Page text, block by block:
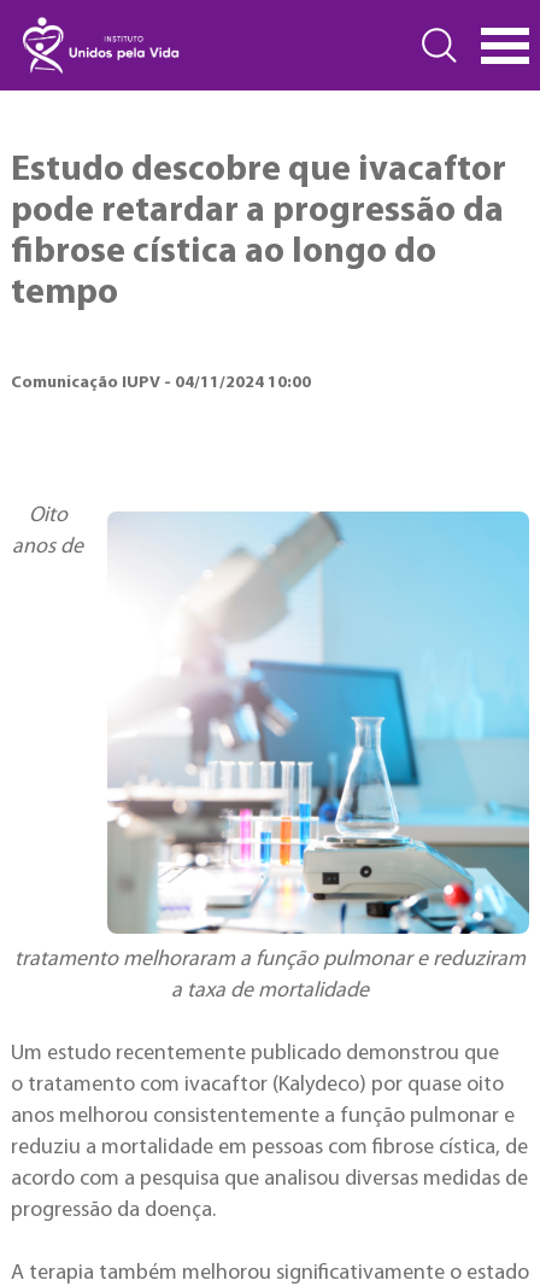
Estudo descobre que ivacaftor
pode retardar a progressão da
fibrose cística ao longo do
tempo
Comunicação IUPV - 04/11/2024 10:00
Oito
anos de
tratamento melhoraram a função pulmonar e reduziram
a taxa de mortalidade
Um estudo recentemente publicado demonstrou que
o tratamento com ivacaftor (Kalydeco) por quase oito
anos melhorou consistentemente a função pulmonar e
reduziu a mortalidade em pessoas com fibrose cística, de
acordo com a pesquisa que analisou diversas medidas de
progressão da doença.
A terapia também melhorou significativamente o estado